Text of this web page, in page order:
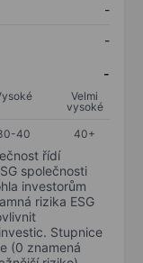
-
-
-
Velmi
vysoké
40 40+
řídí
společnosti
investorům
rizika ESG
Stupnice
(0 znamená